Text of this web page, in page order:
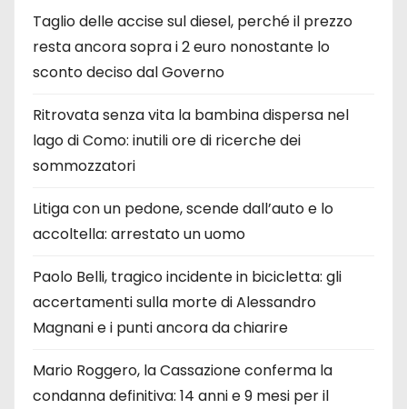
Taglio delle accise sul diesel, perché il prezzo
resta ancora sopra i 2 euro nonostante lo
sconto deciso dal Governo
Ritrovata senza vita la bambina dispersa nel
lago di Como: inutili ore di ricerche dei
sommozzatori
Litiga con un pedone, scende dall’auto e lo
accoltella: arrestato un uomo
Paolo Belli, tragico incidente in bicicletta: gli
accertamenti sulla morte di Alessandro
Magnani e i punti ancora da chiarire
Mario Roggero, la Cassazione conferma la
condanna definitiva: 14 anni e 9 mesi per il